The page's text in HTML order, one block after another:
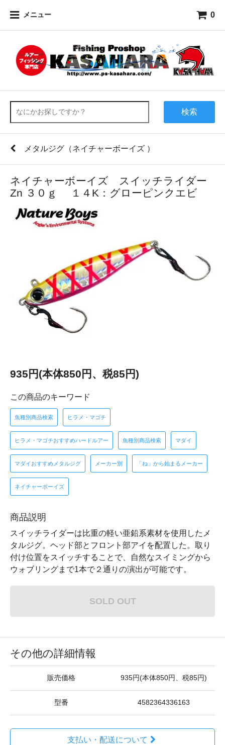
メニュー 0
検索
メタルジグ（ネイチャーボーイズ ）
ネイチャーボーイズ スイッチライダー
Zn ３０ｇ １４K：グローピンクエビ
935円(本体850円、税85円)
この商品のキーワード
魚種別商品検索 ヒラメ・マゴチ
ヒラメ・マゴチおすすめハードルアー 魚種別商品検索 マダイ
マダイおすすめメタルジグ メーカー別 「ね」から始まるメーカー
ネイチャーボーイズ
商品説明
スイッチライダーは比重の軽い亜鉛系素材を使用したメ
タルジグ。ヘッド部とフロント部アイを配置した。取り
付け位置をスイッチすることで、自然なスイミングから
ウォブリングまで1本で２通りの演出が可能です。
SOLD OUT
その他の詳細情報
販売価格 935円(本体850円、税85円)
型番 4582364336163
支払い・配送について